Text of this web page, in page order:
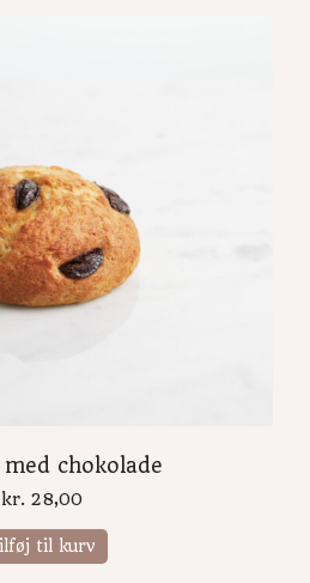
chokolade
kr. 28,00
til kurv